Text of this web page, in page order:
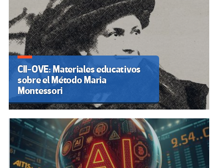
CII-OVE: Materiales educativos
sobre el Método Maria
Montessori